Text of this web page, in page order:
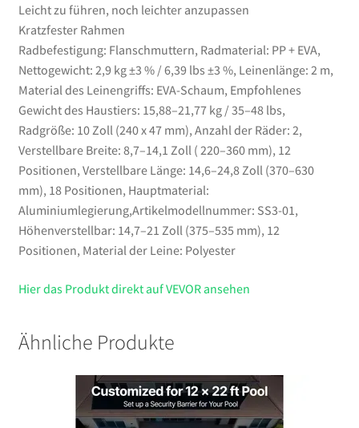
Leicht zu führen, noch leichter anzupassen
Kratzfester Rahmen
Radbefestigung: Flanschmuttern, Radmaterial: PP + EVA,
Nettogewicht: 2,9 kg ±3 % / 6,39 lbs ±3 %, Leinenlänge: 2 m,
Material des Leinengriffs: EVA-Schaum, Empfohlenes
Gewicht des Haustiers: 15,88–21,77 kg / 35–48 lbs,
Radgröße: 10 Zoll (240 x 47 mm), Anzahl der Räder: 2,
Verstellbare Breite: 8,7–14,1 Zoll ( 220–360 mm), 12
Positionen, Verstellbare Länge: 14,6–24,8 Zoll (370–630
mm), 18 Positionen, Hauptmaterial:
Aluminiumlegierung,Artikelmodellnummer: SS3-01,
Höhenverstellbar: 14,7–21 Zoll (375–535 mm), 12
Positionen, Material der Leine: Polyester
Hier das Produkt direkt auf VEVOR ansehen
Ähnliche Produkte